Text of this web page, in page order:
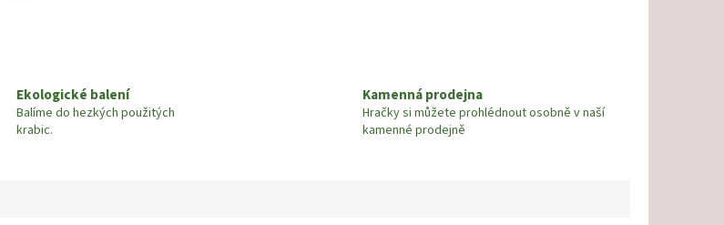
Ekologické balení
Balíme do hezkých použitých
krabic.
Kamenná prodejna
Hračky si můžete prohlédnout osobně v naší
kamenné prodejně